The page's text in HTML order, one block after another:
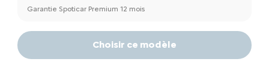
Garantie Spoticar Premium 12 mois
Choisir ce modèle